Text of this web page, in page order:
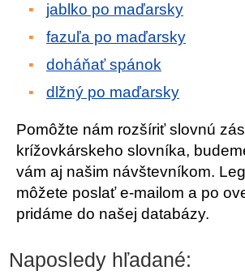
jablko po maďarsky
fazuľa po maďarsky
doháňať spánok
dlžný po maďarsky
Pomôžte nám rozšíriť slovnú
krížovkárskeho slovníka,
vám aj našim návštevníkom.
môžete poslať e-mailom a po
pridáme do našej databázy.
Naposledy hľadané: